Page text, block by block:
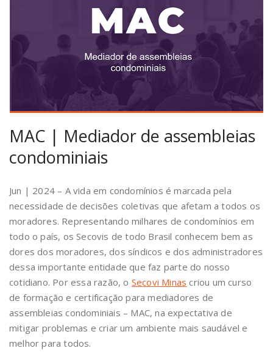
MAC | Mediador de assembleias
condominiais
Jun | 2024 – A vida em condomínios é marcada pela
necessidade de decisões coletivas que afetam a todos os
moradores. Representando milhares de condomínios em
todo o país, os Secovis de todo Brasil conhecem bem as
dores dos moradores, dos síndicos e dos administradores
dessa importante entidade que faz parte do nosso
cotidiano. Por essa razão, o Secovi Minas criou um curso
de formação e certificação para mediadores de
assembleias condominiais – MAC, na expectativa de
mitigar problemas e criar um ambiente mais saudável e
melhor para todos.